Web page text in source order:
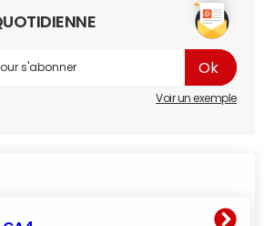
Voir un exemple